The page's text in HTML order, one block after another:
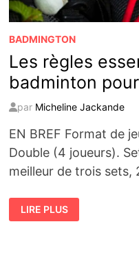
BADMINGTON
Les règles
badminton
par Micheline Jackande
EN BREF Format de
Double (4 joueurs).
meilleur de trois sets,
LES
RÈGLES
ESSENTIELLES
LIRE PLUS